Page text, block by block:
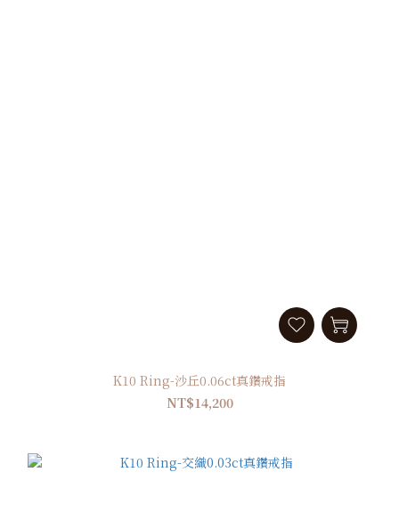
K10 Ring-沙丘0.06ct真鑽戒指
NT$14,200